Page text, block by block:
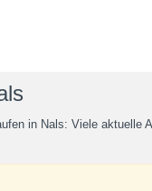
in Nals: Viele aktuelle